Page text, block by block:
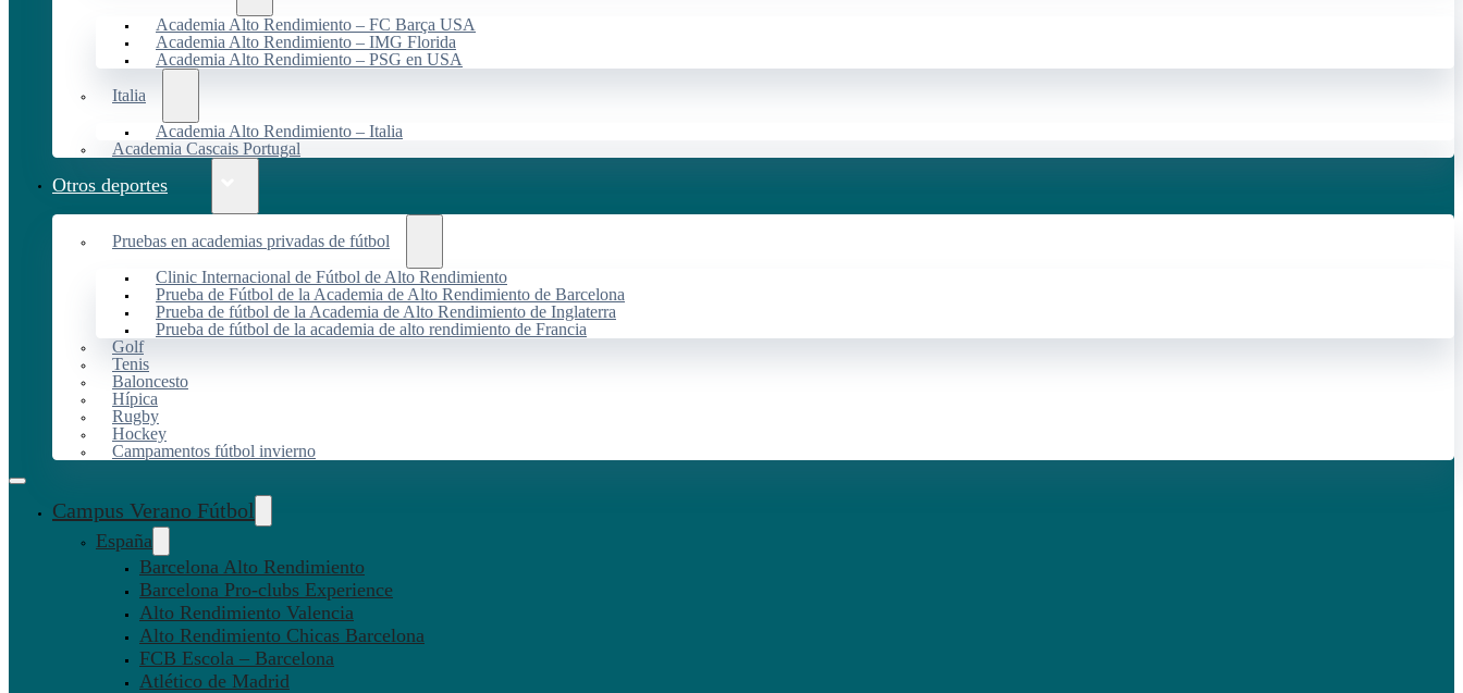
Academia Alto Rendimiento – FC Barça USA
Academia Alto Rendimiento – IMG Florida
Academia Alto Rendimiento – PSG en USA
Italia
Academia Alto Rendimiento – Italia
Academia Cascais Portugal
Otros deportes
Pruebas en academias privadas de fútbol
Clinic Internacional de Fútbol de Alto Rendimiento
Prueba de Fútbol de la Academia de Alto Rendimiento de Barcelona
Prueba de fútbol de la Academia de Alto Rendimiento de Inglaterra
Prueba de fútbol de la academia de alto rendimiento de Francia
Golf
Tenis
Baloncesto
Hípica
Rugby
Hockey
Campamentos fútbol invierno
Campus Verano Fútbol
España
Barcelona Alto Rendimiento
Barcelona Pro-clubs Experience
Alto Rendimiento Valencia
Alto Rendimiento Chicas Barcelona
FCB Escola – Barcelona
Atlético de Madrid